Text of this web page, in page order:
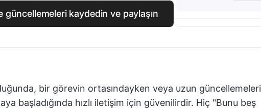
güncellemeleri kaydedin ve paylaşın
bir görevin ortasındayken veya uzun güncellemeleri
başladığında hızlı iletişim için güvenilirdir. Hiç "Bunu beş